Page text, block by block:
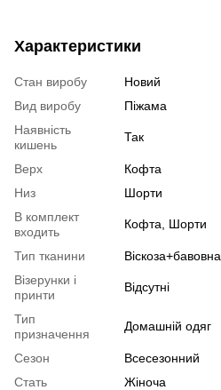
Характеристики
Стан виробу
Новий
Вид виробу
Піжама
Наявність
кишень
Так
Верх
Кофта
Низ
Шорти
В комплект
входить
Кофта, Шорти
Тип тканини
Віскоза+бавовна
Візерунки і
принти
Відсутні
Тип
призначення
Домашній одяг
Сезон
Всесезонний
Стать
Жіноча